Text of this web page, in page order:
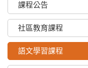
課程公告
社區教育課程
語文學習課程